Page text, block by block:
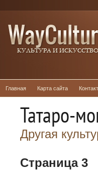
Главная Карта сайта
Татаро-
Другая
Страница 3